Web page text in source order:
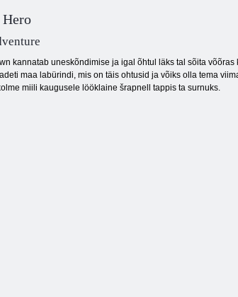
kannatab uneskõndimise ja igal õhtul läks tal sõita
maa labürindi, mis on täis ohtusid ja võiks olla tema
miili kaugusele lööklaine šrapnell tappis ta surnuks.